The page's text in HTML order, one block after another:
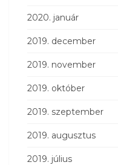
2020. január
2019. december
2019. november
2019. október
2019. szeptember
2019. augusztus
2019. július